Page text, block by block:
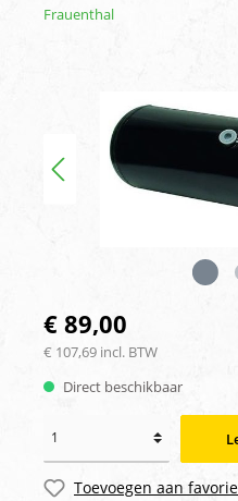
Frauenthal
€ 89,00
€ 107,69 incl. BTW
Direct beschikbaar
Toevoegen aan